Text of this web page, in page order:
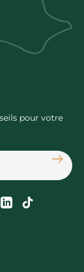
pour votre
sur
nous sur
nous
Suivez-Suivez-